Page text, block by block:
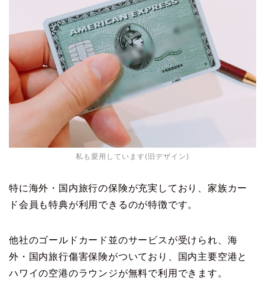
私も愛用しています(旧デザイン)
特に海外・国内旅行の保険が充実しており、家族カー
ド会員も特典が利用できるのが特徴です。
他社のゴールドカード並のサービスが受けられ、海
外・国内旅行傷害保険がついており、国内主要空港と
ハワイの空港のラウンジが無料で利用できます。